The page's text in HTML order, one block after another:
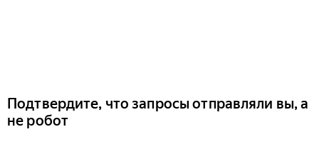
Подтвердите, что запросы отправляли вы, а
не робот